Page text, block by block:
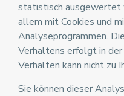
statistisch ausgewertet
allem mit Cookies und
Analyseprogrammen.
Verhaltens erfolgt in der
Verhalten kann nicht zu
Sie können dieser